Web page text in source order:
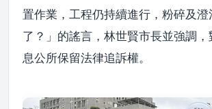
置作業，工程仍持續進行，粉碎及
了？」的謠言，林世賢市長並強調
息公所保留法律追訴權。